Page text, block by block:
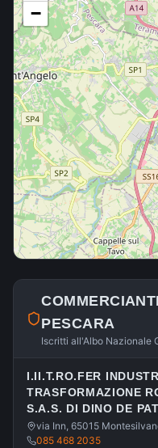
−
PESCARA
Iscritti all'Albo Nazionale
I.II.T.RO.FER
TRASFORMAZIONE
S.A.S. DI DINO DE
via Inn, 65015
085 468 2035